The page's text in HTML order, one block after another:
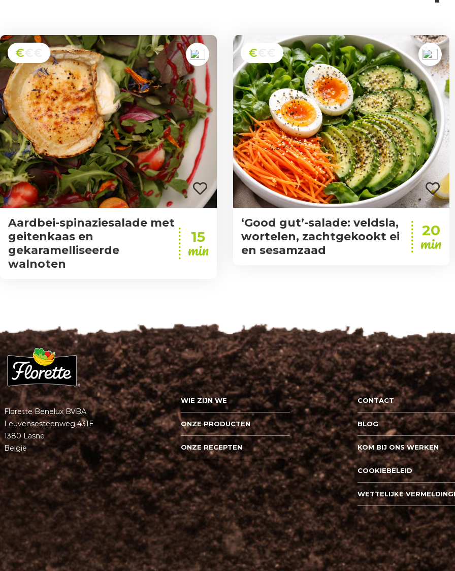
€
Aardbei-spinaziesalade met
geitenkaas en
gekaramelliseerde
walnoten
15
min
€
‘Good gut’-salade: veldsla,
wortelen, zachtgekookt ei
en sesamzaad
20
min
Florette Benelux BVBA
Leuvensesteenweg 431E
1380 Lasne
België
WIE ZIJN WE
ONZE PRODUCTEN
ONZE RECEPTEN
CONTACT
BLOG
KOM BIJ ONS WERKEN
COOKIEBELEID
WETTELIJKE